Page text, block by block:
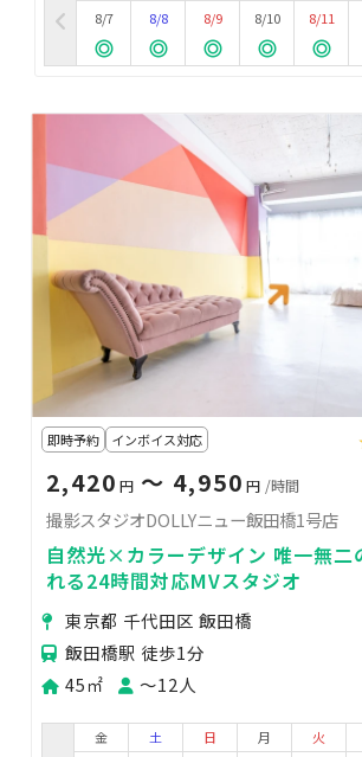
8/7
8/8
8/9
8/10
8/11
即時予約 インボイス対応
2,420 円 〜 4,950 円 /時間
撮影スタジオDOLLYニュー飯田橋1号店
自然光×カラーデザイン 唯一無二
れる24時間対応MVスタジオ
東京都 千代田区 飯田橋
飯田橋駅 徒歩1分
45㎡
〜12人
金
土
日
月
火